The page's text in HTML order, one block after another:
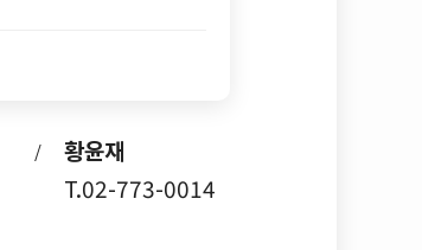
/
황윤재
T.02-773-0014